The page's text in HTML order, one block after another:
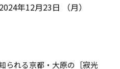
年12月23日 （月）
られる京都・大原の［寂光